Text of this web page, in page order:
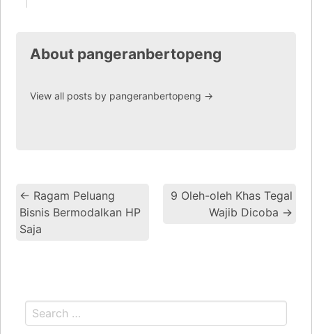
About pangeranbertopeng
View all posts by pangeranbertopeng →
← Ragam Peluang
Bisnis Bermodalkan HP
Saja
9 Oleh-oleh Khas Tegal
Wajib Dicoba →